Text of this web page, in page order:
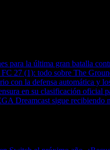
para la última gran batalla
27 (1): todo sobre The
con la defensa automática y
en su clasificación oficial
Dreamcast sigue recibiendo